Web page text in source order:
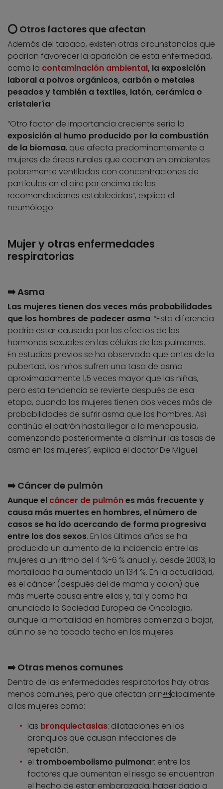
⭕ Otros factores que afectan
Además del tabaco, existen otras circunstancias que
podrían favorecer la aparición de esta enfermedad,
como la contaminación ambiental, la exposición
laboral a polvos orgánicos, carbón o metales
pesados y también a textiles, latón, cerámica o
cristalería.
“Otro factor de importancia creciente sería la
exposición al humo producido por la combustión
de la biomasa, que afecta predominantemente a
mujeres de áreas rurales que cocinan en ambientes
pobremente ventilados con concentraciones de
partículas en el aire por encima de las
recomendaciones establecidas”, explica el
neumólogo.
Mujer y otras enfermedades
respiratorias
➡️ Asma
Las mujeres tienen dos veces más probabilidades
que los hombres de padecer asma. “Esta diferencia
podría estar causada por los efectos de las
hormonas sexuales en las células de los pulmones.
En estudios previos se ha observado que antes de la
pubertad, los niños sufren una tasa de asma
aproximadamente 1,5 veces mayor que las niñas,
pero esta tendencia se revierte después de esa
etapa, cuando las mujeres tienen dos veces más de
probabilidades de sufrir asma que los hombres. Así
continúa el patrón hasta llegar a la menopausia,
comenzando posteriormente a disminuir las tasas de
asma en las mujeres”, explica el doctor De Miguel.
➡️ Cáncer de pulmón
Aunque el cáncer de pulmónes más frecuente y
causa más muertes en hombres, el número de
casos se ha ido acercando de forma progresiva
entre los dos sexos. En los últimos años se ha
producido un aumento de la incidencia entre las
mujeres a un ritmo del 4 %-6 % anual y, desde 2003, la
mortalidad ha aumentado un 134 %. En la actualidad,
es el cáncer (después del de mama y colon) que
más muerte causa entre ellas y, tal y como ha
anunciado la Sociedad Europea de Oncología,
aunque la mortalidad en hombres comienza a bajar,
aún no se ha tocado techo en las mujeres.
➡️ Otras menos comunes
Dentro de las enfermedades respiratorias hay otras
menos comunes, pero que afectan principalmente
a las mujeres como:
las bronquiectasias: dilataciones en los
bronquios que causan infecciones de
repetición.
el tromboembolismo pulmonar: entre los
factores que aumentan el riesgo se encuentran
el hecho de estar embarazada, haber dado a